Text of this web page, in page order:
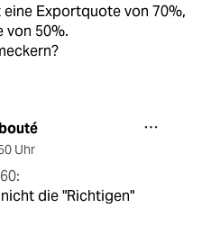
Exportquote von 70%,
von 50%.
Uhr
die "Richtigen"